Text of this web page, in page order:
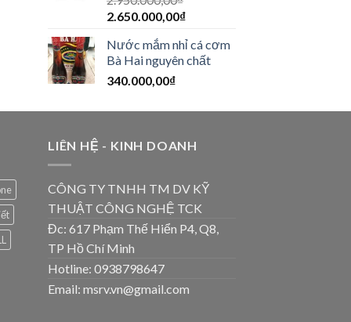
2.650.000,00₫
Nước mắm nhỉ cá cơm
Bà Hai nguyên chất
340.000,00₫
LIÊN HỆ - KINH DOANH
CÔNG TY TNHH TM DV KỸ
THUẬT CÔNG NGHỆ TCK
Đc: 617 Phạm Thế Hiển P4, Q8,
TP Hồ Chí Minh
Hotline: 0938798647
Email: msrv.vn@gmail.com